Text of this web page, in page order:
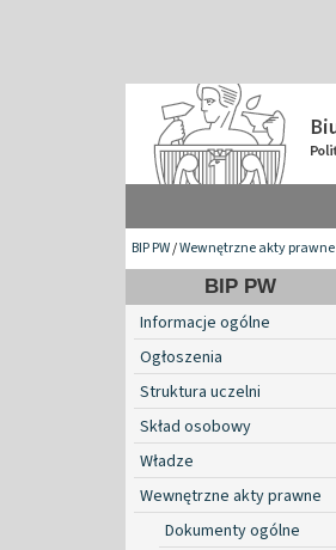
BIP PW/Wewnętrzne akty prawne
BIP PW
Informacje ogólne
Ogłoszenia
Struktura uczelni
Skład osobowy
Władze
Wewnętrzne akty prawne
Dokumenty ogólne